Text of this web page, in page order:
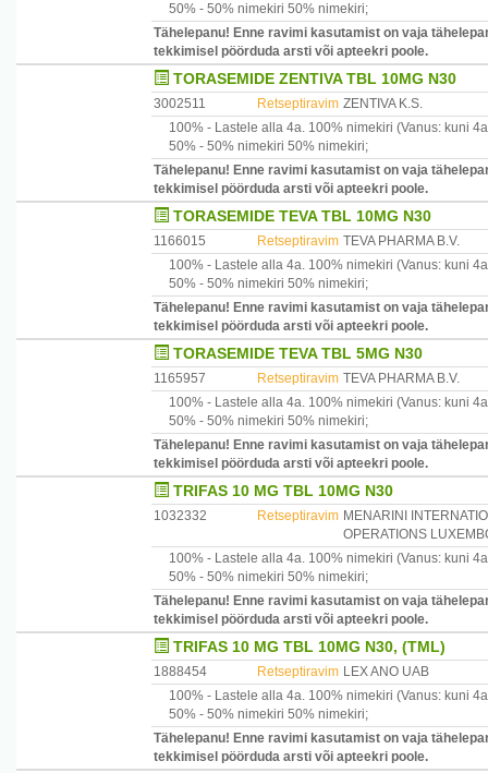
50% - 50% nimekiri 50% nimekiri;
Tähelepanu! Enne ravimi kasutamist on vaja
tekkimisel pöörduda arsti või apteekri poole.
TORASEMIDE ZENTIVA TBL 10MG N30
3002511 Retseptiravim ZENTIVA K.S.
100% - Lastele alla 4a. 100% nimekiri (Vanus: kuni
50% - 50% nimekiri 50% nimekiri;
Tähelepanu! Enne ravimi kasutamist on vaja
tekkimisel pöörduda arsti või apteekri poole.
TORASEMIDE TEVA TBL 10MG N30
1166015 Retseptiravim TEVA PHARMA B.V.
100% - Lastele alla 4a. 100% nimekiri (Vanus: kuni
50% - 50% nimekiri 50% nimekiri;
Tähelepanu! Enne ravimi kasutamist on vaja
tekkimisel pöörduda arsti või apteekri poole.
TORASEMIDE TEVA TBL 5MG N30
1165957 Retseptiravim TEVA PHARMA B.V.
100% - Lastele alla 4a. 100% nimekiri (Vanus: kuni
50% - 50% nimekiri 50% nimekiri;
Tähelepanu! Enne ravimi kasutamist on vaja
tekkimisel pöörduda arsti või apteekri poole.
TRIFAS 10 MG TBL 10MG N30
1032332 Retseptiravim MENARINI
OPERATIONS
100% - Lastele alla 4a. 100% nimekiri (Vanus: kuni
50% - 50% nimekiri 50% nimekiri;
Tähelepanu! Enne ravimi kasutamist on vaja
tekkimisel pöörduda arsti või apteekri poole.
TRIFAS 10 MG TBL 10MG N30, (TML)
1888454 Retseptiravim LEX ANO UAB
100% - Lastele alla 4a. 100% nimekiri (Vanus: kuni
50% - 50% nimekiri 50% nimekiri;
Tähelepanu! Enne ravimi kasutamist on vaja
tekkimisel pöörduda arsti või apteekri poole.